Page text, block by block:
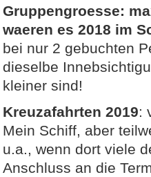
Gruppengroesse:
waeren es 2018 im
bei nur 2 gebuchten
dieselbe
kleiner sind!
Kreuzafahrten 2019:
Mein Schiff, aber
u.a., wenn dort viele
Anschluss an die